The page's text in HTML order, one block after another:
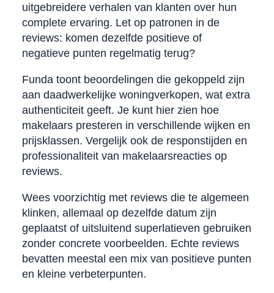
uitgebreidere verhalen van klanten over hun
complete ervaring. Let op patronen in de
reviews: komen dezelfde positieve of
negatieve punten regelmatig terug?
Funda toont beoordelingen die gekoppeld zijn
aan daadwerkelijke woningverkopen, wat extra
authenticiteit geeft. Je kunt hier zien hoe
makelaars presteren in verschillende wijken en
prijsklassen. Vergelijk ook de responstijden en
professionaliteit van makelaarsreacties op
reviews.
Wees voorzichtig met reviews die te algemeen
klinken, allemaal op dezelfde datum zijn
geplaatst of uitsluitend superlatieven gebruiken
zonder concrete voorbeelden. Echte reviews
bevatten meestal een mix van positieve punten
en kleine verbeterpunten.